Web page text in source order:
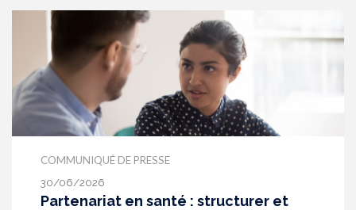
acouphènes chroniques invalidants . Elle publie
aujourd’hui ses travaux, destinés aux
professionnels de santé [1] impliqués dans le suivi
de ces patients.
COMMUNIQUÉ DE PRESSE
30/06/2026
Partenariat en santé : structurer et